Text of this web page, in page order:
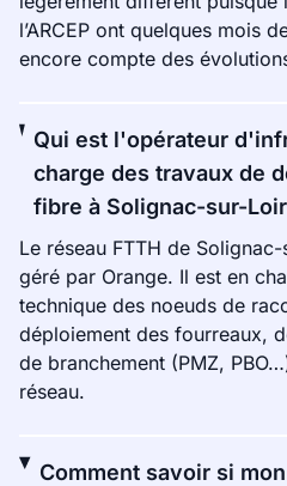
l’ARCEP ont quelques mois
encore compte des
Qui est l'opérateur
charge des travaux de
fibre à Solignac-sur-
Le réseau FTTH de
géré par Orange. Il est en
technique des noeuds de
déploiement des fourreaux,
de branchement (PMZ,
réseau.
Comment savoir si